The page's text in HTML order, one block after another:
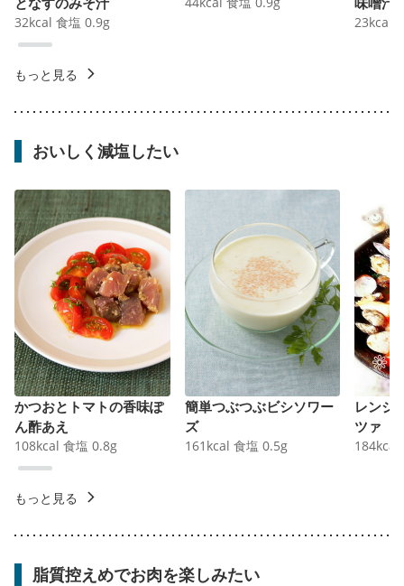
32kcal 食塩 0.9g 23kcal
もっと見る
おいしく減塩したい
かつおとトマトの香味ぽ
ん酢あえ
108kcal 食塩 0.8g
簡単つぶつぶビシソワー
ズ
161 kcal 食塩 0.5g
レンジ
ツァ
184kcal
もっと見る
脂質控えめでお肉を楽しみたい